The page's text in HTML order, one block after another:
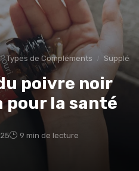
Types de Compléments
poivre noir
pour la santé
9 min de lecture